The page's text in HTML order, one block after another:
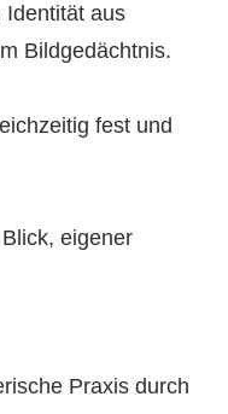
Identität aus
Bildgedächtnis.
fest und
eigener
Praxis durch